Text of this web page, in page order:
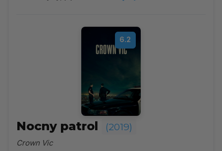
6.2
Nocny patrol (2019)
Crown Vic